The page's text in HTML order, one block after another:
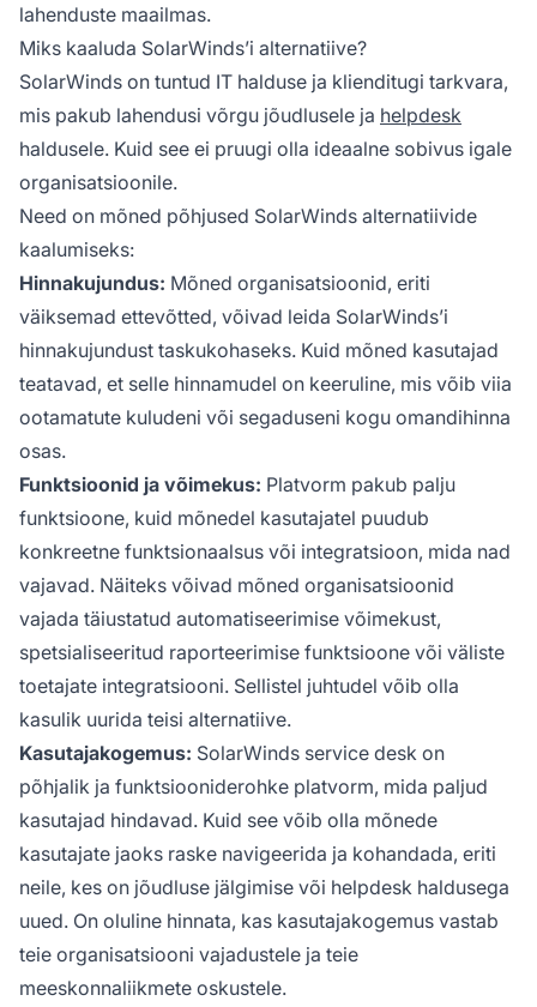
lahenduste maailmas.
Miks kaaluda SolarWinds’i alternatiive?
SolarWinds on tuntud IT halduse ja klienditugi tarkvara,
mis pakub lahendusi võrgu jõudlusele ja helpdesk
haldusele. Kuid see ei pruugi olla ideaalne sobivus igale
organisatsioonile.
Need on mõned põhjused SolarWinds alternatiivide
kaalumiseks:
Hinnakujundus: Mõned organisatsioonid, eriti
väiksemad ettevõtted, võivad leida SolarWinds’i
hinnakujundust taskukohaseks. Kuid mõned kasutajad
teatavad, et selle hinnamudel on keeruline, mis võib viia
ootamatute kuludeni või segaduseni kogu omandihinna
osas.
Funktsioonid ja võimekus: Platvorm pakub palju
funktsioone, kuid mõnedel kasutajatel puudub
konkreetne funktsionaalsus või integratsioon, mida nad
vajavad. Näiteks võivad mõned organisatsioonid
vajada täiustatud automatiseerimise võimekust,
spetsialiseeritud raporteerimise funktsioone või väliste
toetajate integratsiooni. Sellistel juhtudel võib olla
kasulik uurida teisi alternatiive.
Kasutajakogemus: SolarWinds service desk on
põhjalik ja funktsiooniderohke platvorm, mida paljud
kasutajad hindavad. Kuid see võib olla mõnede
kasutajate jaoks raske navigeerida ja kohandada, eriti
neile, kes on jõudluse jälgimise või helpdesk haldusega
uued. On oluline hinnata, kas kasutajakogemus vastab
teie organisatsiooni vajadustele ja teie
meeskonnaliikmete oskustele.